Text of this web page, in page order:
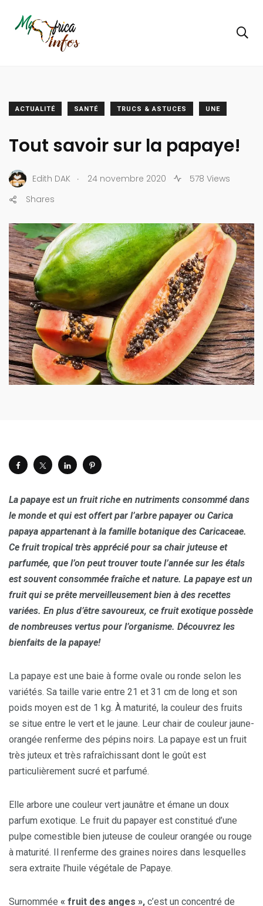
ACTUALITÉ SANTÉ TRUCS & ASTUCES UNE
Tout savoir sur la papaye!
Edith DAK . 24 novembre 2020
578 Views
Shares
La papaye est un fruit riche en nutriments consommé dans
le monde et qui est offert par l’arbre papayer ou Carica
papaya appartenant à la famille botanique des Caricaceae.
Ce fruit tropical très apprécié pour sa chair juteuse et
parfumée, que l’on peut trouver toute l’année sur les étals
est souvent consommée fraîche et nature. La papaye est un
fruit qui se prête merveilleusement bien à des recettes
variées. En plus d’être savoureux, ce fruit exotique possède
de nombreuses vertus pour l’organisme. Découvrez les
bienfaits de la papaye!
La papaye est une baie à forme ovale ou ronde selon les
variétés. Sa taille varie entre 21 et 31 cm de long et son
poids moyen est de 1 kg. À maturité, la couleur des fruits
se situe entre le vert et le jaune. Leur chair de couleur jaune-
orangée renferme des pépins noirs. La papaye est un fruit
très juteux et très rafraîchissant dont le goût est
particulièrement sucré et parfumé.
Elle arbore une couleur vert jaunâtre et émane un doux
parfum exotique. Le fruit du papayer est constitué d’une
pulpe comestible bien juteuse de couleur orangée ou rouge
à maturité. Il renferme des graines noires dans lesquelles
sera extraite l’huile végétale de Papaye.
Surnommée « fruit des anges », c’est un concentré de